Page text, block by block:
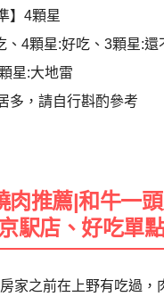
】4顆星
、4顆星:好吃、3顆星:還
星:大地雷
多，請自行斟酌參考
肉推薦|和牛一
駅店、好吃單
家之前在上野有吃過，